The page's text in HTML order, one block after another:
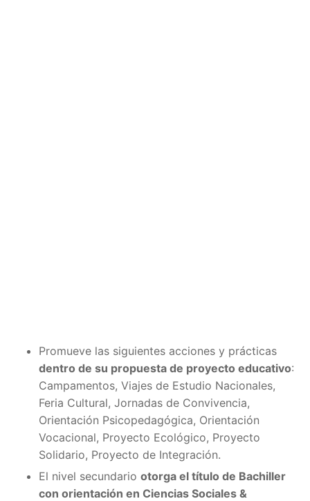
Promueve las siguientes acciones y prácticas
dentro de su propuesta de proyecto educativo:
Campamentos, Viajes de Estudio Nacionales,
Feria Cultural, Jornadas de Convivencia,
Orientación Psicopedagógica, Orientación
Vocacional, Proyecto Ecológico, Proyecto
Solidario, Proyecto de Integración.
El nivel secundario otorga el título de Bachiller
con orientación en Ciencias Sociales &